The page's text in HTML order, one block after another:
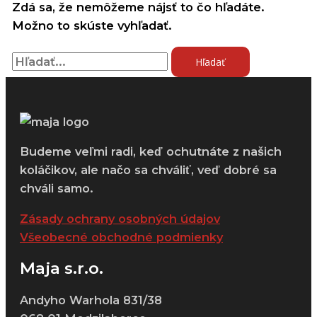
Zdá sa, že nemôžeme nájsť to čo hľadáte.
Možno to skúste vyhľadať.
Budeme veľmi radi, keď ochutnáte z našich
koláčikov, ale načo sa chváliť, veď dobré sa
chváli samo.
Zásady ochrany osobných údajov
Všeobecné obchodné podmienky
Maja s.r.o.
Andyho Warhola 831/38